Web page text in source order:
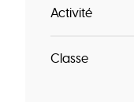
Activité
Classe